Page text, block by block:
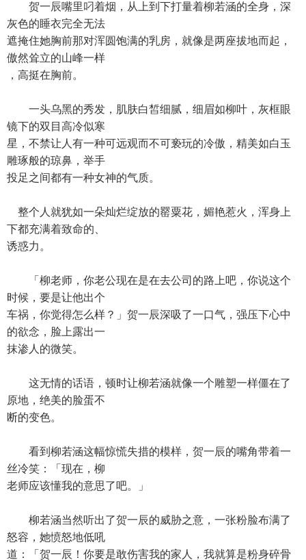
贺一辰嘴里叼着烟，从上到下打量着柳若涵的全身，深
灰色的睡衣完全无法
遮掩住她胸前那对浑圆饱满的乳房，就像是两座拔地而起，
傲然耸立的山峰一样
，高挺在胸前。
一头乌黑的秀发，肌肤白皙细腻，细眉如柳叶，灰框眼
镜下的双目高冷似寒
星，不禁让人有一种可远观而不可亵玩的冷傲，精美如白玉
雕琢般的琼鼻，举手
投足之间都有一种女神的气质。
整个人就犹如一朵灿烂绽放的罂粟花，媚艳惹火，浑身上
下都充满着致命的、
诱惑力。
「柳老师，你老公现在是在去公司的路上吧，你说这个
时候，要是让他出个
车祸，你觉得怎么样？」贺一辰深吸了一口气，强压下心中
的欲念，脸上露出一
抹渗人的微笑。
这无情的话语，顿时让柳若涵就像一个雕塑一样僵在了
原地，绝美的脸蛋不
断的变色。
看到柳若涵这幅惊慌失措的模样，贺一辰的嘴角带着一
丝冷笑：「现在，柳
老师应该懂我的意思了吧。」
柳若涵当然听出了贺一辰的威胁之意，一张粉脸布满了
怒容，她愤怒地低吼
道：「贺一辰！你要是敢伤害我的家人，我就算是粉身碎骨